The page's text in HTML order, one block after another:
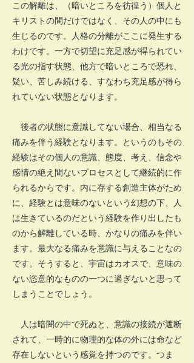
この解離は、（暗いところを彷徨う）個人と
キリストの間だけではなく、その人の中にも
生じるのです。人格の分離がここに発生する
わけです。一方で切望に充足感が得られてい
る光の指す状態、他方で暗いところで恐れ、
疑い、苦しみ続ける、すなわち充足感が得ら
れていない状態となります。
後者の状態に意識してない場合、相当なる
痛みを伴う経験となります。というのもその
経験はその個人の意識、態度、考え、信念や
感情の絶え間ないプロセスとして継続的に作
られるからです。内に存する創造主体がため
に、経験とは意味のないという幻想の下、人
は生きているのだという経験を作り出したも
のから解離している時、かなりの痛みを伴い
ます。最大なる痛みを意識に与えることなの
です。そうすると、宇宙はカオスで、意味の
ない恣意的なものの一つに過ぎないと思って
しまうことでしょう。
人は暗闇の中で死ぬと、意識の接続が遮断
されて、一時的に物理的な体の外には命など
存在しないという感覚を持つのです。つま